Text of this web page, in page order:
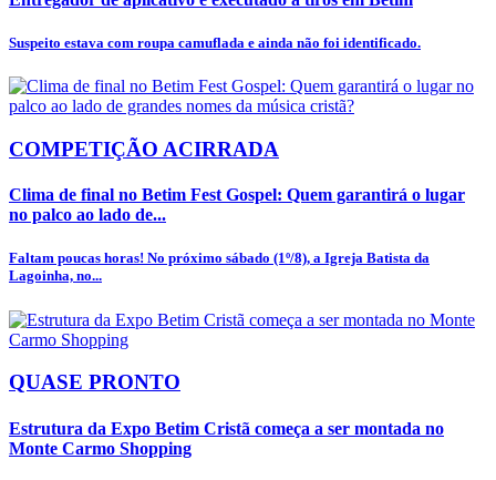
Suspeito estava com roupa camuflada e ainda não foi identificado.
COMPETIÇÃO ACIRRADA
Clima de final no Betim Fest Gospel: Quem garantirá o lugar
no palco ao lado de...
Faltam poucas horas! No próximo sábado (1º/8), a Igreja Batista da
Lagoinha, no...
QUASE PRONTO
Estrutura da Expo Betim Cristã começa a ser montada no
Monte Carmo Shopping